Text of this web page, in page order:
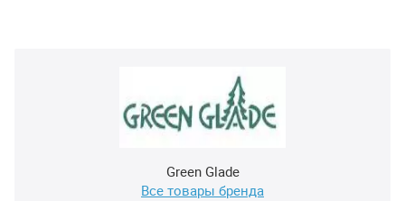
Green Glade
Все товары бренда